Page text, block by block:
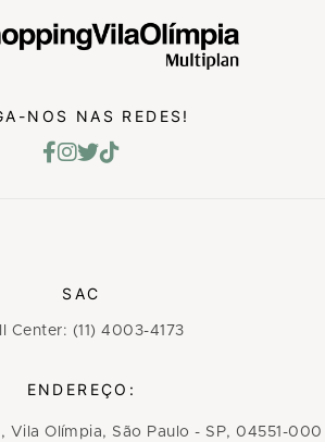
NOS NAS REDES!
SAC
Center: (11) 4003-4173
ENDEREÇO:
Vila Olímpia, São Paulo - SP, 04551-000